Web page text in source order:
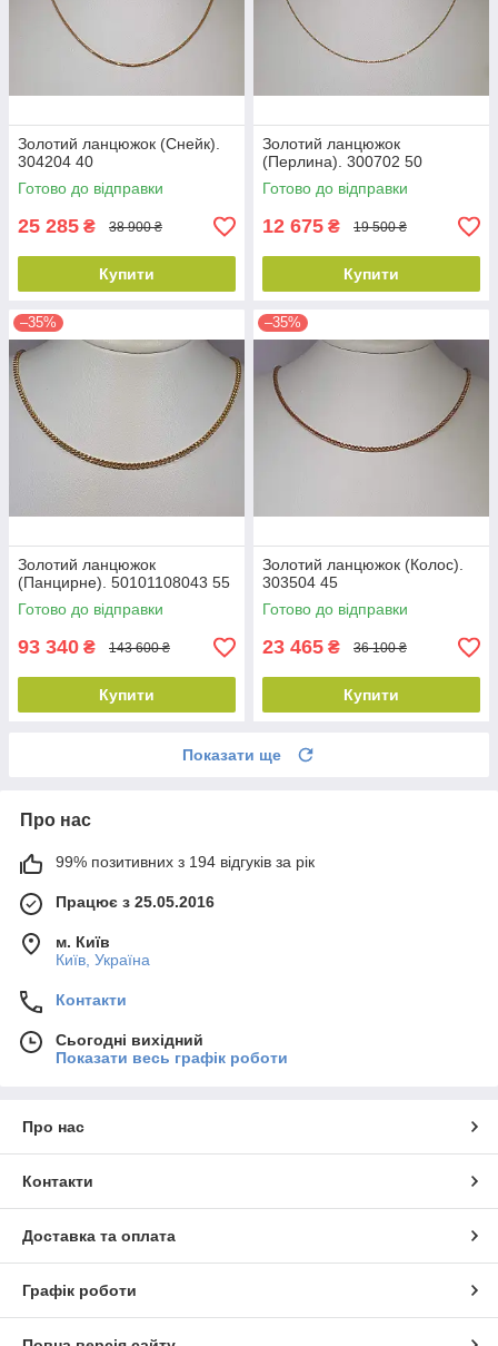
Золотий ланцюжок (Снейк).
304204 40
Готово до відправки
25 285 ₴ 38 900 ₴
Купити
Золотий ланцюжок
(Перлина). 300702 50
Готово до відправки
12 675 ₴ 19 500 ₴
Купити
–35%
Золотий ланцюжок
(Панцирне). 50101108043 55
Готово до відправки
93 340 ₴ 143 600 ₴
Купити
–35%
Золотий ланцюжок (Колос).
303504 45
Готово до відправки
23 465 ₴ 36 100 ₴
Купити
Показати ще
Про нас
99% позитивних з 194 відгуків за рік
Працює з 25.05.2016
м. Київ
Київ, Україна
Контакти
Сьогодні вихідний
Показати весь графік роботи
Про нас
Контакти
Доставка та оплата
Графік роботи